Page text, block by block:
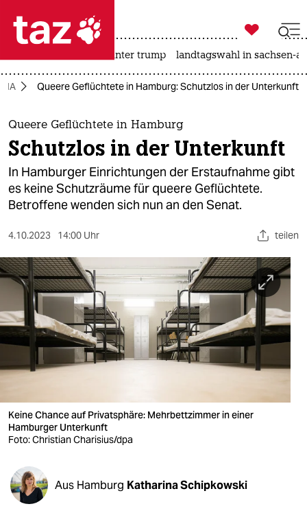
 taz zahl ich
taz zahl ich
themen
politik
öko
sport
berlin
nord
wahrheit
verlag
verlag
shop
fragen & hilfe

taz zahl ich
usa unter trump landtagswahl in sachsen-
Queere Geflüchtete in Hamburg: Schutzlos in der Unterkunft
Queere Geflüchtete in Hamburg
Schutzlos in der Unterkunft
In Hamburger Einrichtungen der Erstaufnahme gibt
es keine Schutzräume für queere Geflüchtete.
Betroffene wenden sich nun an den Senat.
4.10.2023 14:00 Uhr teilen
Keine Chance auf Privatsphäre: Mehrbettzimmer in einer
Hamburger Unterkunft
Foto: Christian Charisius/dpa
Aus Hamburg Katharina Schipkowski